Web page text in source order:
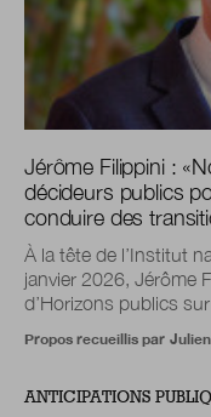
Jérôme Filippini : «
décideurs publics
conduire des
À la tête de l’Institut
janvier 2026, Jérôme
d’Horizons publics
Propos recueillis par
ANTICIPATIONS